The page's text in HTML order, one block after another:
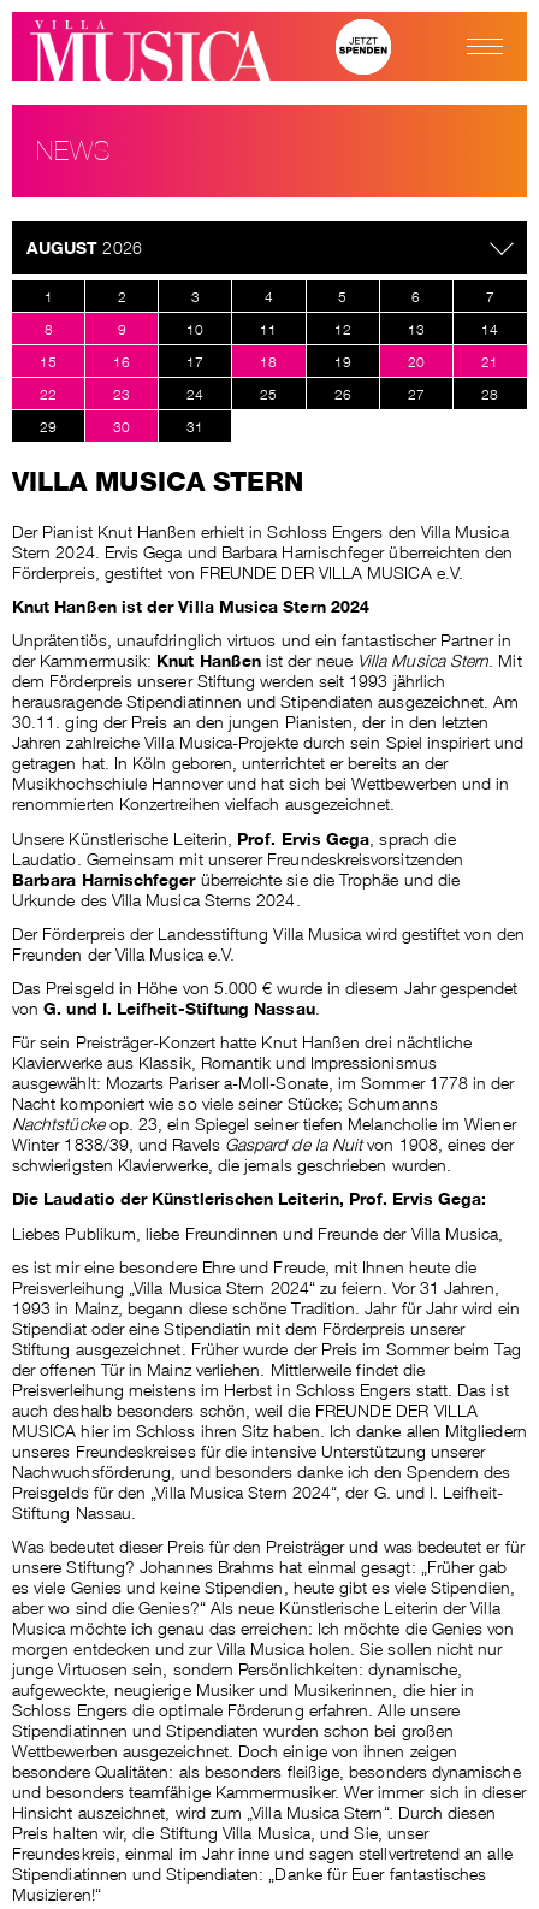
NEWS
AUGUST2026
1 2 3 4 5 6
7
8
9 10 11 12 13
14
15
16 17 18 19 20
21
22
23 24 25 26 27
28
29
30 31
VILLA MUSICA STERN
Der Pianist Knut Hanßen erhielt in Schloss Engers den Villa Musica
Stern 2024. Ervis Gega und Barbara Harnischfeger überreichten den
Förderpreis, gestiftet von FREUNDE DER VILLA MUSICA e.V.
Knut Hanßen ist der Villa Musica Stern 2024
Unprätentiös, unaufdringlich virtuos und ein fantastischer Partner in
der Kammermusik: Knut Hanßenist der neue Villa Musica Stern. Mit
dem Förderpreis unserer Stiftung werden seit 1993 jährlich
herausragende Stipendiatinnen und Stipendiaten ausgezeichnet. Am
30.11. ging der Preis an den jungen Pianisten, der in den letzten
Jahren zahlreiche Villa Musica-Projekte durch sein Spiel inspiriert und
getragen hat. In Köln geboren, unterrichtet er bereits an der
Musikhochschiule Hannover und hat sich bei Wettbewerben und in
renommierten Konzertreihen vielfach ausgezeichnet.
Unsere Künstlerische Leiterin, Prof. Ervis Gega, sprach die
Laudatio. Gemeinsam mit unserer Freundeskreisvorsitzenden
Barbara Harnischfegerüberreichte sie die Trophäe und die
Urkunde des Villa Musica Sterns 2024.
Der Förderpreis der Landesstiftung Villa Musica wird gestiftet von den
Freunden der Villa Musica e.V.
Das Preisgeld in Höhe von 5.000 € wurde in diesem Jahr gespendet
vonG. und I. Leifheit-Stiftung Nassau.
Für sein Preisträger-Konzert hatte Knut Hanßen drei nächtliche
Klavierwerke aus Klassik, Romantik und Impressionismus
ausgewählt: Mozarts Pariser a-Moll-Sonate, im Sommer 1778 in der
Nacht komponiert wie so viele seiner Stücke; Schumanns
Nachtstückeop. 23, ein Spiegel seiner tiefen Melancholie im Wiener
Winter 1838/39, und RavelsGaspard de la Nuitvon 1908, eines der
schwierigsten Klavierwerke, die jemals geschrieben wurden.
Die Laudatio der Künstlerischen Leiterin, Prof. Ervis Gega:
Liebes Publikum, liebe Freundinnen und Freunde der Villa Musica,
es ist mir eine besondere Ehre und Freude, mit Ihnen heute die
Preisverleihung „Villa Musica Stern 2024“ zu feiern. Vor 31 Jahren,
1993 in Mainz, begann diese schöne Tradition. Jahr für Jahr wird ein
Stipendiat oder eine Stipendiatin mit dem Förderpreis unserer
Stiftung ausgezeichnet. Früher wurde der Preis im Sommer beim Tag
der offenen Tür in Mainz verliehen. Mittlerweile findet die
Preisverleihung meistens im Herbst in Schloss Engers statt. Das ist
auch deshalb besonders schön, weil die FREUNDE DER VILLA
MUSICA hier im Schloss ihren Sitz haben. Ich danke allen Mitgliedern
unseres Freundeskreises für die intensive Unterstützung unserer
Nachwuchsförderung, und besonders danke ich den Spendern des
Preisgelds für den „Villa Musica Stern 2024“, der G. und I. Leifheit-
Stiftung Nassau.
Was bedeutet dieser Preis für den Preisträger und was bedeutet er für
unsere Stiftung? Johannes Brahms hat einmal gesagt: „Früher gab
es viele Genies und keine Stipendien, heute gibt es viele Stipendien,
aber wo sind die Genies?“ Als neue Künstlerische Leiterin der Villa
Musica möchte ich genau das erreichen: Ich möchte die Genies von
morgen entdecken und zur Villa Musica holen. Sie sollen nicht nur
junge Virtuosen sein, sondern Persönlichkeiten: dynamische,
aufgeweckte, neugierige Musiker und Musikerinnen, die hier in
Schloss Engers die optimale Förderung erfahren. Alle unsere
Stipendiatinnen und Stipendiaten wurden schon bei großen
Wettbewerben ausgezeichnet. Doch einige von ihnen zeigen
besondere Qualitäten: als besonders fleißige, besonders dynamische
und besonders teamfähige Kammermusiker. Wer immer sich in dieser
Hinsicht auszeichnet, wird zum „Villa Musica Stern“. Durch diesen
Preis halten wir, die Stiftung Villa Musica, und Sie, unser
Freundeskreis, einmal im Jahr inne und sagen stellvertretend an alle
Stipendiatinnen und Stipendiaten: „Danke für Euer fantastisches
Musizieren!“